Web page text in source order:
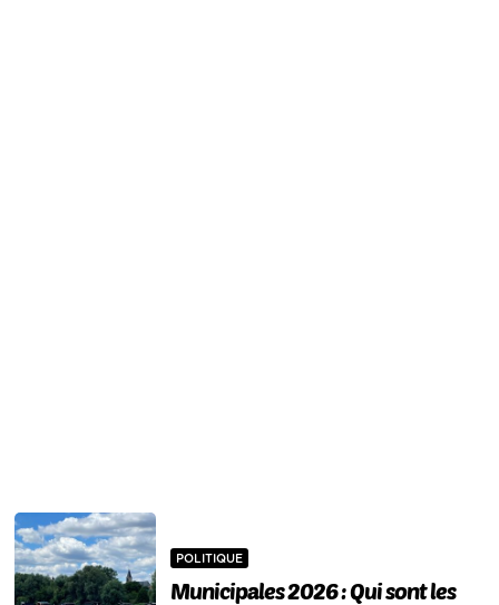
POLITIQUE
Municipales 2026 : Qui sont les